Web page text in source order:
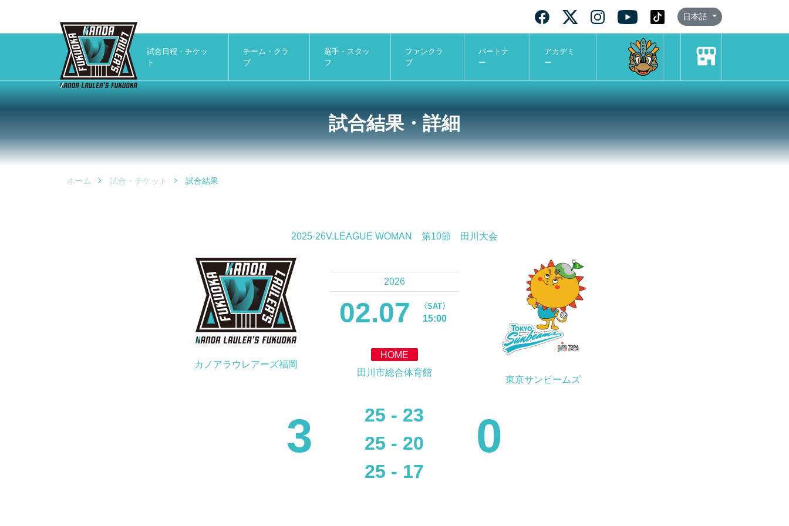
日本語
試合日程・チケッ
ト
チーム・クラ
ブ
選手・スタッ
フ
ファンクラ
ブ
パートナ
ー
アカデミ
ー
試合結果・詳細
ホーム 試合・チケット 試合結果
2025-26V.LEAGUE WOMAN 第10節 田川大会
カノアラウレアーズ福岡
2026
02.07 〈SAT〉
15:00
HOME
田川市総合体育館
東京サンビームズ
3
25 - 23
25 - 20
25 - 17
0